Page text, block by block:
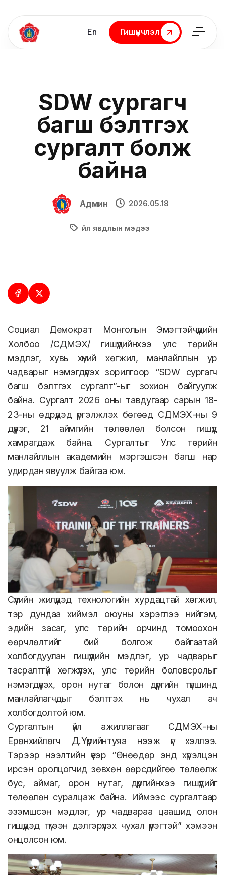
En
Гишүүнчлэл
Гишүүнчлэл
SDW сургагч
багш бэлтгэх
сургалт болж
байна
Админ 2026.05.18
Үйл явдлын мэдээ
Социал Демократ Монголын Эмэгтэйчүүдийн
Холбоо /СДМЭХ/ гишүүдийнхээ улс төрийн
мэдлэг, хувь хүний хөгжил, манлайллын ур
чадварыг нэмэгдүүлэх зорилгоор “SDW сургагч
багш бэлтгэх сургалт”-ыг зохион байгуулж
байна. Сургалт 2026 оны тавдугаар сарын 18-
23-ны өдрүүдэд үргэлжлэх бөгөөд СДМЭХ-ны 9
дүүрэг, 21 аймгийн төлөөлөл болсон гишүүд
хамрагдаж байна. Сургалтыг Улс төрийн
манлайллын академийн мэргэшсэн багш нар
удирдан явуулж байгаа юм.
Сүүлийн жилүүдэд технологийн хурдацтай хөгжил,
тэр дундаа хиймэл оюуны хэрэглээ нийгэм,
эдийн засаг, улс төрийн орчинд томоохон
өөрчлөлтийг бий болгож байгаатай
холбогдуулан гишүүдийн мэдлэг, ур чадварыг
тасралтгүй хөгжүүлэх, улс төрийн боловсролыг
нэмэгдүүлэх, орон нутаг болон дүүргийн түвшинд
манлайлагчдыг бэлтгэх нь чухал ач
холбогдолтой юм.
Сургалтын үйл ажиллагааг СДМЭХ-ны
Ерөнхийлөгч Д.Үүрийнтуяа нээж үг хэллээ.
Тэрээр нээлтийн үеэр “Өнөөдөр энд хүрэлцэн
ирсэн оролцогчид зөвхөн өөрсдийгөө төлөөлж
бус, аймаг, орон нутаг, дүүргийнхээ гишүүдийг
төлөөлөн суралцаж байна. Иймээс сургалтаар
эзэмшсэн мэдлэг, ур чадвараа цаашид олон
гишүүдэд түгээн дэлгэрүүлэх чухал үүрэгтэй” хэмээн
онцолсон юм.